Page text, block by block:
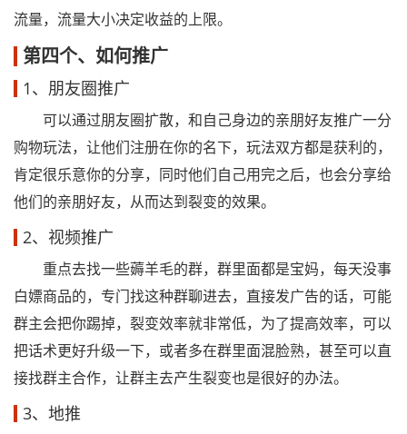
流量，流量大小决定收益的上限。
第四个、如何推广
1、朋友圈推广
可以通过朋友圈扩散，和自己身边的亲朋好友推广一分
购物玩法，让他们注册在你的名下，玩法双方都是获利的，
肯定很乐意你的分享，同时他们自己用完之后，也会分享给
他们的亲朋好友，从而达到裂变的效果。
2、视频推广
重点去找一些薅羊毛的群，群里面都是宝妈，每天没事
白嫖商品的，专门找这种群聊进去，直接发广告的话，可能
群主会把你踢掉，裂变效率就非常低，为了提高效率，可以
把话术更好升级一下，或者多在群里面混脸熟，甚至可以直
接找群主合作，让群主去产生裂变也是很好的办法。
3、地推